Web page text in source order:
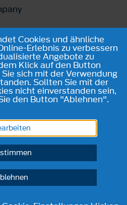
Cookies und ähnliche
Erlebnis zu verbessern
Angebote zu
Klick auf den Button
sich mit der Verwendung
Sollten Sie mit der
nicht einverstanden sein,
den Button "Ablehnen".